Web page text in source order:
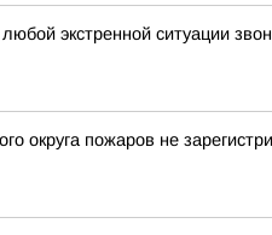
экстренной ситуации
пожаров не